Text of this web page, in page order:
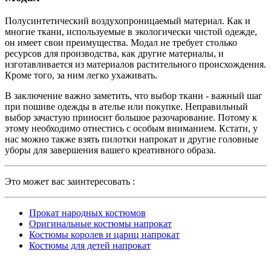
Полусинтетический воздухопроницаемый материал. Как и
многие ткани, используемые в экологически чистой одежде,
он имеет свои преимущества. Модал не требует столько
ресурсов для производства, как другие материалы, и
изготавливается из материалов растительного происхождения.
Кроме того, за ним легко ухаживать.
В заключение важно заметить, что выбор ткани - важный шаг
при пошиве одежды в ателье или покупке. Неправильный
выбор зачастую приносит большое разочарование. Потому к
этому необходимо отнестись с особым вниманием. Кстати, у
нас можно также взять пилотки напрокат и другие головные
уборы для завершения вашего креативного образа.
Это может вас заинтересовать :
Прокат народных костюмов
Оригинальные костюмы напрокат
Костюмы королев и цариц напрокат
Костюмы для детей напрокат